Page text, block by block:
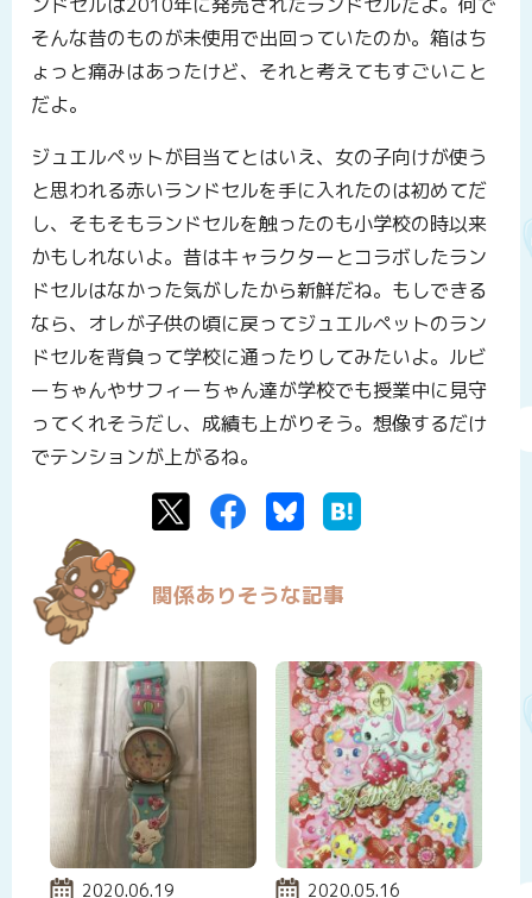
そんな昔のものが未使用で出回っていたのか。箱はち
ょっと痛みはあったけど、それと考えてもすごいこと
だよ。
ジュエルペットが目当てとはいえ、女の子向けが使う
と思われる赤いランドセルを手に入れたのは初めてだ
し、そもそもランドセルを触ったのも小学校の時以来
かもしれないよ。昔はキャラクターとコラボしたラン
ドセルはなかった気がしたから新鮮だね。もしできる
なら、オレが子供の頃に戻ってジュエルペットのラン
ドセルを背負って学校に通ったりしてみたいよ。ルビ
ーちゃんやサフィーちゃん達が学校でも授業中に見守
ってくれそうだし、成績も上がりそう。想像するだけ
でテンションが上がるね。
TwitterFacebookBluesky
関係ありそうな記事
投稿日:
2020.06.19 投稿日:
2020.05.16